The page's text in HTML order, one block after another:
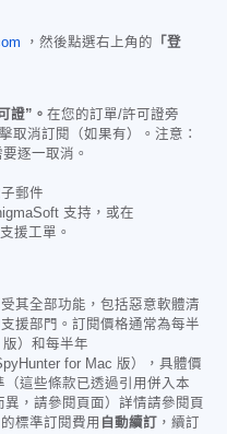
，然後點選右上角的 「登
證”。 在您的訂單/許可證旁
取消訂閱（如果有）。注意：
逐一取消。
郵件
支持，或在
援工單。
其全部功能，包括惡意軟體清
援部門。訂閱價格通常為每半
版）和每半年
for Mac 版），具體價
這些條款已透過引用併入本
，請參閱頁面）詳情請參閱頁
標準訂閱費用 自動續訂
，續訂